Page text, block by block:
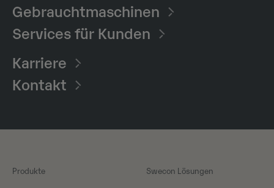
Gebrauchtmaschinen
Services für Kunden
Karriere
Kontakt
Produkte Swecon Lösungen